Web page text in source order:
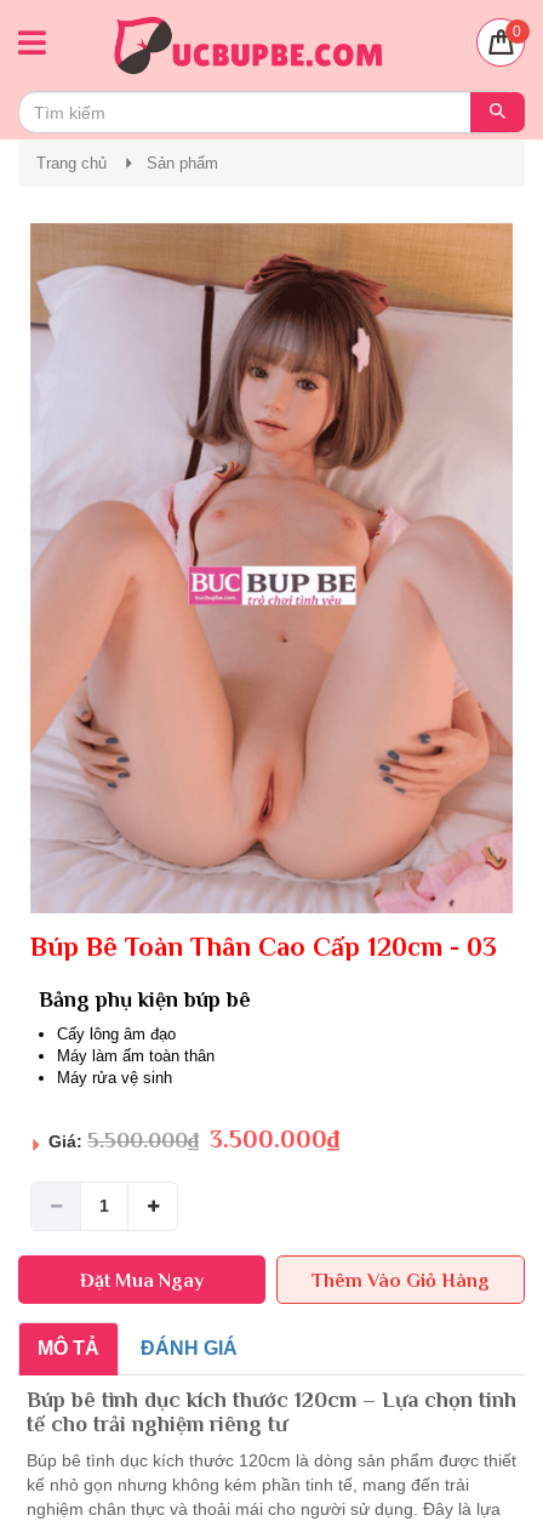
0
Trang chủ Sản phẩm
Búp Bê Toàn Thân Cao Cấp 120cm - 03
Bảng phụ kiện búp bê
Cấy lông âm đạo
Máy làm ấm toàn thân
Máy rửa vệ sinh
Giá: 5.500.000₫ 3.500.000₫
Đặt Mua Ngay Thêm Vào Giỏ Hàng
MÔ TẢ ĐÁNH GIÁ
Búp bê tình dục kích thước 120cm – Lựa chọn tinh
tế cho trải nghiệm riêng tư
Búp bê tình dục kích thước 120cm là dòng sản phẩm được thiết
kế nhỏ gọn nhưng không kém phần tinh tế, mang đến trải
nghiệm chân thực và thoải mái cho người sử dụng. Đây là lựa